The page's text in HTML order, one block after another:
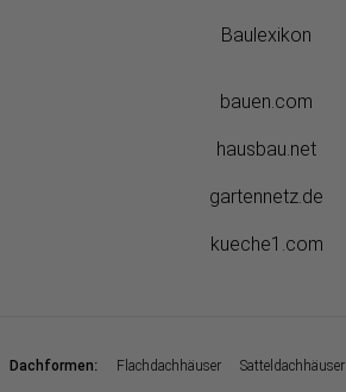
Baulexikon
bauen.com
hausbau.net
gartennetz.de
kueche1.com
Dachformen: Flachdachhäuser Satteldachhäuser